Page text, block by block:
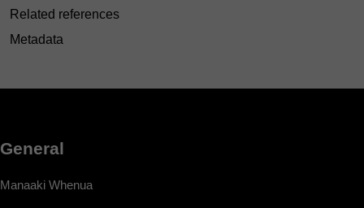
Related references
Metadata
General
Manaaki Whenua